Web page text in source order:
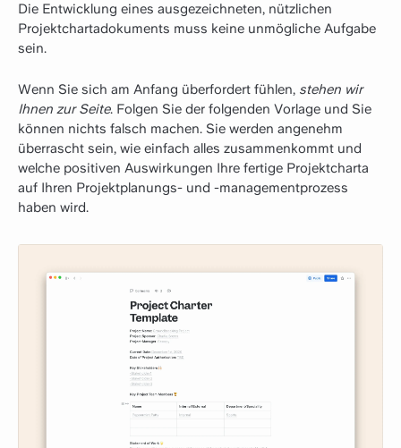
Die Entwicklung eines ausgezeichneten, nützlichen
Projektchartadokuments muss keine unmögliche Aufgabe
sein.
Wenn Sie sich am Anfang überfordert fühlen, stehen wir
Ihnen zur Seite. Folgen Sie der folgenden Vorlage und Sie
können nichts falsch machen. Sie werden angenehm
überrascht sein, wie einfach alles zusammenkommt und
welche positiven Auswirkungen Ihre fertige Projektcharta
auf Ihren Projektplanungs- und -managementprozess
haben wird.